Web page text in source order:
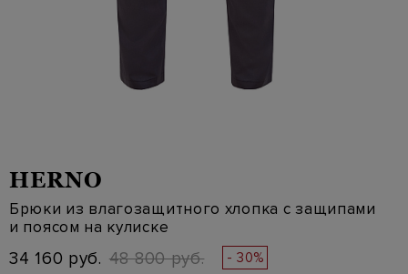
HERNO
Брюки из влагозащитного хлопка с защипами
и поясом на кулиске
34 160 руб. 48 800 руб. - 30%